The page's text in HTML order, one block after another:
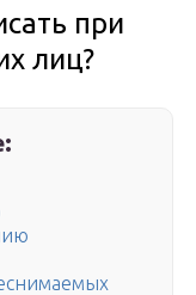
при
лиц?